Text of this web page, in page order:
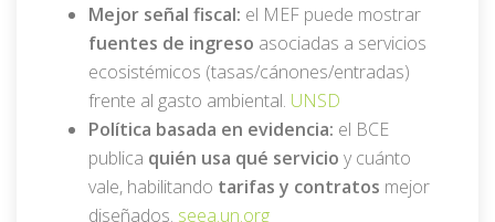
Mejor señal fiscal: el MEF puede mostrar
fuentes de ingreso asociadas a servicios
ecosistémicos (tasas/cánones/entradas)
frente al gasto ambiental. UNSD
Política basada en evidencia: el BCE
publica quién usa qué servicio y cuánto
vale, habilitando tarifas y contratos mejor
diseñados. seea.un.org